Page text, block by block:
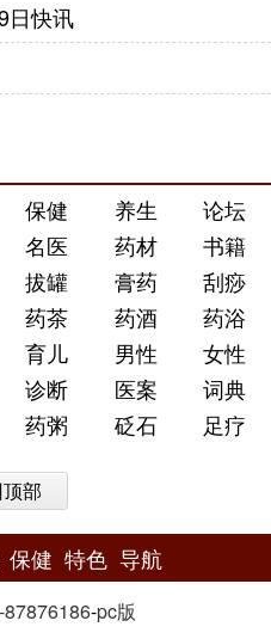
日快讯
保健 养生
论坛
名医 药材
书籍
拔罐 膏药
刮痧
药茶 药酒
药浴
育儿 男性
女性
诊断 医案
词典
药粥 砭石 足疗
部
保健 特色 导航
-pc版